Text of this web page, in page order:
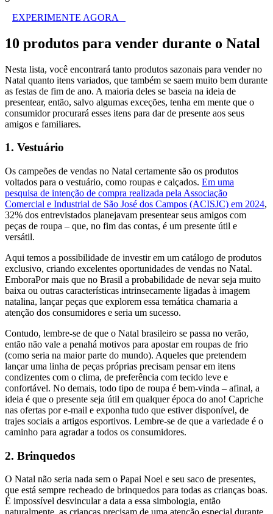
EXPERIMENTE AGORA
10 produtos para vender durante o Natal
Nesta lista, você encontrará tanto produtos sazonais para vender no
Natal quanto itens variados, que também se saem muito bem durante
as festas de fim de ano. A maioria deles se baseia na ideia de
presentear, então, salvo algumas exceções, tenha em mente que o
consumidor procurará esses itens para dar de presente aos seus
amigos e familiares.
1. Vestuário
Os campeões de vendas no Natal certamente são os produtos
voltados para o vestuário, como roupas e calçados. Em uma
pesquisa de intenção de compra realizada pela Associação
Comercial e Industrial de São José dos Campos (ACISJC) em 2024,
32% dos entrevistados planejavam presentear seus amigos com
peças de roupa – que, no fim das contas, é um presente útil e
versátil.
Aqui temos a possibilidade de investir em um catálogo de produtos
exclusivo, criando excelentes oportunidades de vendas no Natal.
EmboraPor mais que no Brasil a probabilidade de nevar seja muito
baixa ou outras características intrinsecamente ligadas à imagem
natalina, lançar peças que explorem essa temática chamaria a
atenção dos consumidores e seria um sucesso.
Contudo, lembre-se de que o Natal brasileiro se passa no verão,
então não vale a penahá motivos para apostar em roupas de frio
(como seria na maior parte do mundo). Aqueles que pretendem
lançar uma linha de peças próprias precisam pensar em itens
condizentes com o clima, de preferência com tecido leve e
confortável. No demais, todo tipo de roupa é bem-vinda – afinal, a
ideia é que o presente seja útil em qualquer época do ano! Capriche
nas ofertas por e-mail e exponha tudo que estiver disponível, de
trajes sociais a artigos esportivos. Lembre-se de que a variedade é o
caminho para agradar a todos os consumidores.
2. Brinquedos
O Natal não seria nada sem o Papai Noel e seu saco de presentes,
que está sempre recheado de brinquedos para todas as crianças boas.
É impossível desvincular a data a essa simbologia, então